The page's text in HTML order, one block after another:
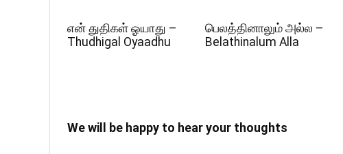
என் துதிகள் ஓயாது –
Thudhigal Oyaadhu
பெலத்தினாலும் அல்ல –
Belathinalum Alla
We will be happy to hear your thoughts